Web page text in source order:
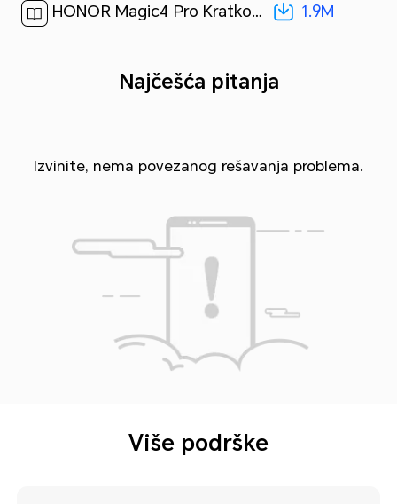
HONOR Magic4 Pro Kratko uputstvo-(Magic UI 6.0_01,LGE-NX9,sr)[ 1.9M ] 1.9M
Najčešća pitanja
Izvinite, nema povezanog rešavanja problema.
Više podrške